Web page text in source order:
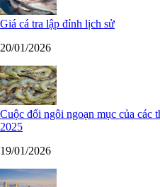
Giá cá tra lập đỉnh lịch sử
20/01/2026
Cuộc đổi ngôi ngoạn mục của các
2025
19/01/2026